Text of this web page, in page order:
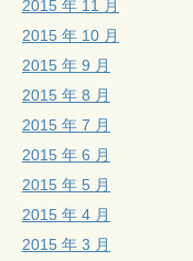
2015 年 11 月
2015 年 10 月
2015 年 9 月
2015 年 8 月
2015 年 7 月
2015 年 6 月
2015 年 5 月
2015 年 4 月
2015 年 3 月